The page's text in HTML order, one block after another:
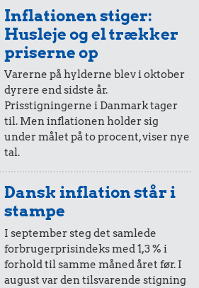
0,31 kr.
rødbeder
0,59 kr.
Rugbrød
Inflationen stiger:
Husleje og el trækker
priserne op
Varerne på hylderne blev i oktober
dyrere end sidste år.
Prisstigningerne i Danmark tager
til. Men inflationen holder sig
under målet på to procent, viser nye
tal.
Dansk inflation står i
stampe
I september steg det samlede
forbrugerprisindeks med 1,3 % i
forhold til samme måned året før. I
august var den tilsvarende stigning